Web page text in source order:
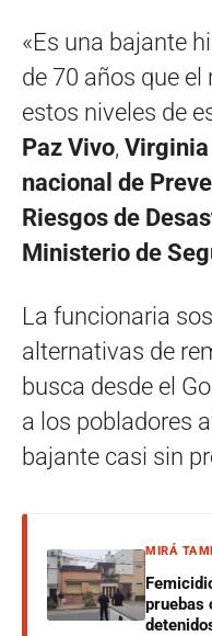
«Es una bajante
de 70 años que
estos niveles de
Paz Vivo,
nacional de
Riesgos de
Ministerio de
La funcionaria
alternativas de
busca desde el
a los pobladores
bajante casi sin
MIRÁ
pruebas